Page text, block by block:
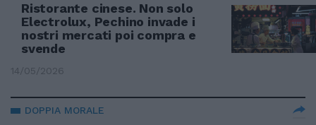
Ristorante cinese. Non solo
Electrolux, Pechino invade i
nostri mercati poi compra e
svende
14/05/2026
DOPPIA MORALE